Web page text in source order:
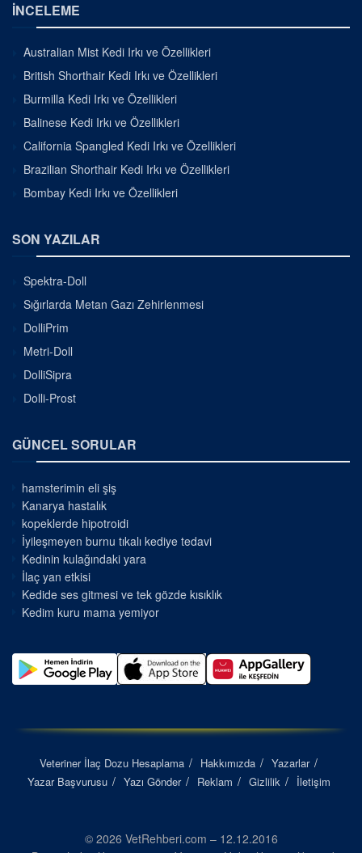
İNCELEME
Australian Mist Kedi Irkı ve Özellikleri
British Shorthair Kedi Irkı ve Özellikleri
Burmilla Kedi Irkı ve Özellikleri
Balinese Kedi Irkı ve Özellikleri
California Spangled Kedi Irkı ve Özellikleri
Brazilian Shorthair Kedi Irkı ve Özellikleri
Bombay Kedi Irkı ve Özellikleri
SON YAZILAR
Spektra-Doll
Sığırlarda Metan Gazı Zehirlenmesi
DolliPrim
Metri-Doll
DolliSipra
Dolli-Prost
GÜNCEL SORULAR
hamsterimin eli şiş
Kanarya hastalık
kopeklerde hipotroidi
İyileşmeyen burnu tıkalı kediye tedavi
Kedinin kulağındaki yara
İlaç yan etkisi
Kedide ses gitmesi ve tek gözde kısıklık
Kedim kuru mama yemiyor
Veteriner İlaç Dozu Hesaplama Hakkımızda
Yazarlar
Yazar Başvurusu
Yazı Gönder Reklam Gizlilik İletişim
© 2026 VetRehberi.com – 12.12.2016